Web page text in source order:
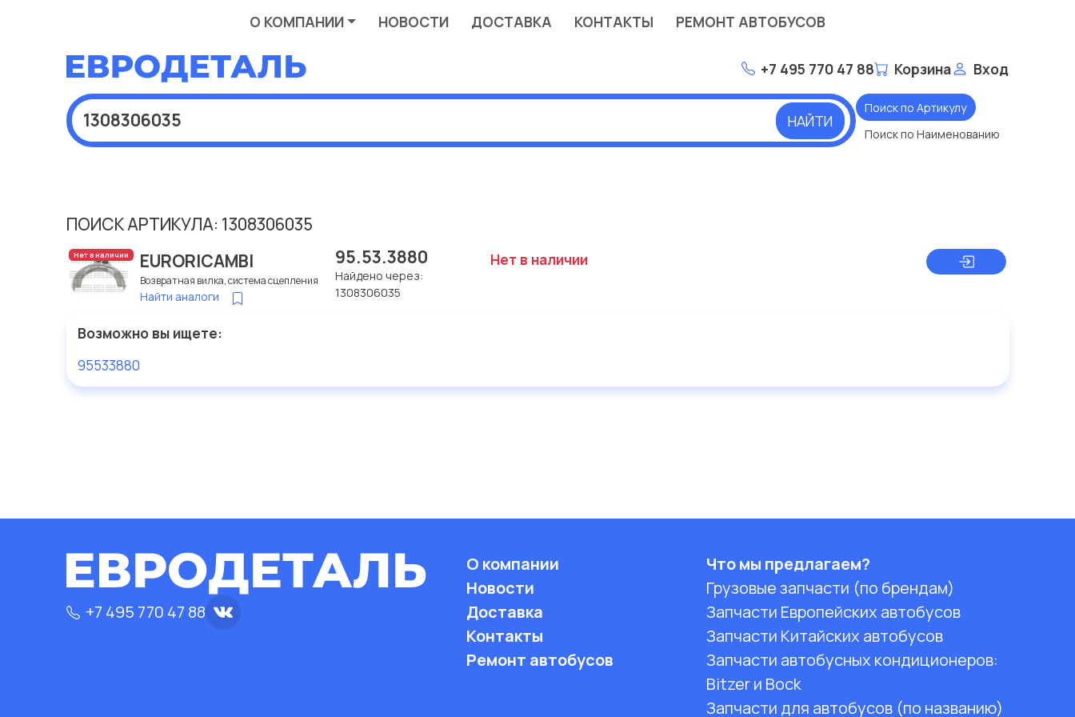
О КОМПАНИИ НОВОСТИ ДОСТАВКА КОНТАКТЫ РЕМОНТ АВТОБУСОВ
+7 495 770 47 88 Корзина Вход
НАЙТИ
Поиск по Артикулу
Поиск по Наименованию
ПОИСК АРТИКУЛА: 1308306035
Нет в наличии EURORICAMBI
Возвратная вилка, система сцепления
Найти аналоги
95.53.3880
Найдено через:
1308306035
Нет в наличии
Возможно вы ищете:
95533880
+7 495 770 47 88
О компании
Новости
Доставка
Контакты
Ремонт автобусов
Что мы предлагаем?
Грузовые запчасти (по брендам)
Запчасти Европейских автобусов
Запчасти Китайских автобусов
Запчасти автобусных кондиционеров:
Bitzer и Bock
Запчасти для автобусов (по названию)